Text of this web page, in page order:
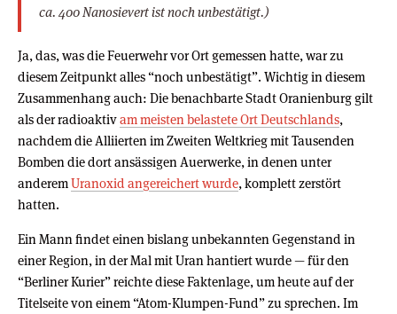
ca. 400 Nanosievert ist noch unbestätigt.)
Ja, das, was die Feuerwehr vor Ort gemessen hatte, war zu
diesem Zeitpunkt alles “noch unbestätigt”. Wichtig in diesem
Zusammenhang auch: Die benachbarte Stadt Oranienburg gilt
als der radioaktivam meisten belastete Ort Deutschlands,
nachdem die Alliierten im Zweiten Weltkrieg mit Tausenden
Bomben die dort ansässigen Auerwerke, in denen unter
anderemUranoxid angereichert wurde, komplett zerstört
hatten.
Ein Mann findet einen bislang unbekannten Gegenstand in
einer Region, in der Mal mit Uran hantiert wurde — für den
“Berliner Kurier” reichte diese Faktenlage, um heute auf der
Titelseite von einem “Atom-Klumpen-Fund” zu sprechen. Im